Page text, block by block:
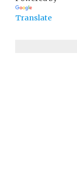
Translate